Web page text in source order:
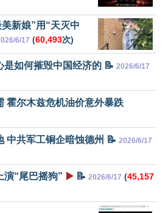
新娘”用“天灭中
6/17 (60,493次)
是如何摧毁中国经济的 📝 2026/6/17
霍尔木兹危机油价意外暴跌
中共军工铜企暗蚀德州 📝 2026/6/17
演“尾巴摇狗” ▶️ 📝 2026/6/17 (45,157